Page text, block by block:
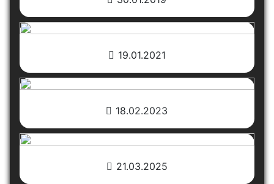
19.01.2021
18.02.2023
21.03.2025